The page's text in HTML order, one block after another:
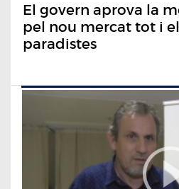
El govern aprova la
pel nou mercat tot i
paradistes